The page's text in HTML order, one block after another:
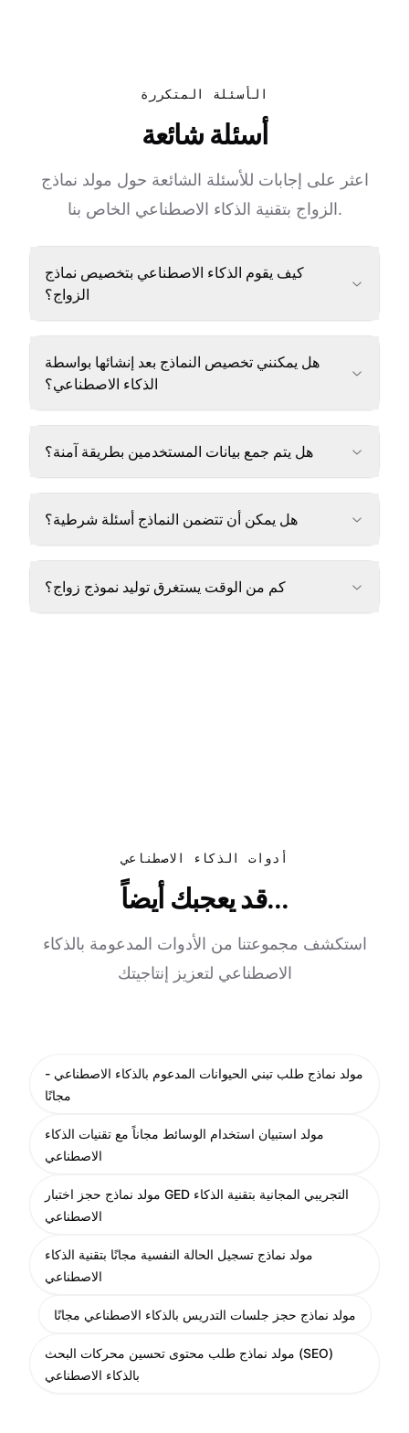
الأسئلة المتكررة
أسئلة شائعة
اعثر على إجابات للأسئلة الشائعة حول مولد نماذج
الزواج بتقنية الذكاء الاصطناعي الخاص بنا.
كيف يقوم الذكاء الاصطناعي بتخصيص نماذج
الزواج؟
هل يمكنني تخصيص النماذج بعد إنشائها بواسطة
الذكاء الاصطناعي؟
هل يتم جمع بيانات المستخدمين بطريقة آمنة؟
هل يمكن أن تتضمن النماذج أسئلة شرطية؟
كم من الوقت يستغرق توليد نموذج زواج؟
أدوات الذكاء الاصطناعي
قد يعجبك أيضاً...
استكشف مجموعتنا من الأدوات المدعومة بالذكاء
الاصطناعي لتعزيز إنتاجيتك
مولد نماذج طلب تبني الحيوانات المدعوم بالذكاء الاصطناعي -
مجانًا
مولد استبيان استخدام الوسائط مجاناً مع تقنيات الذكاء
الاصطناعي
مولد نماذج حجز اختبار GED التجريبي المجانية بتقنية الذكاء
الاصطناعي
مولد نماذج تسجيل الحالة النفسية مجانًا بتقنية الذكاء
الاصطناعي
مولد نماذج حجز جلسات التدريس بالذكاء الاصطناعي مجانًا
مولد نماذج طلب محتوى تحسين محركات البحث (SEO)
بالذكاء الاصطناعي